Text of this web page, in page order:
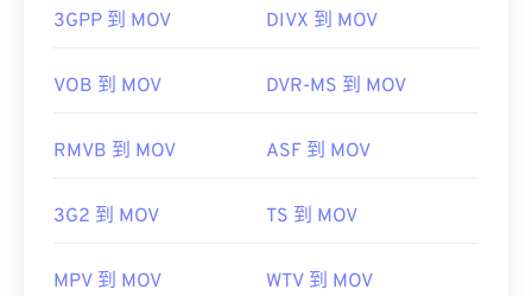
audio-wav
種文件類型彼此無關，一種已過時，另一種與線上遊
實用連結：
3GPP 到 MOV DIVX 到 MOV
VOB 到 MOV DVR-MS 到 MOV
RMVB 到 MOV ASF 到 MOV
3G2 到 MOV TS 到 MOV
MPV 到 MOV WTV 到 MOV